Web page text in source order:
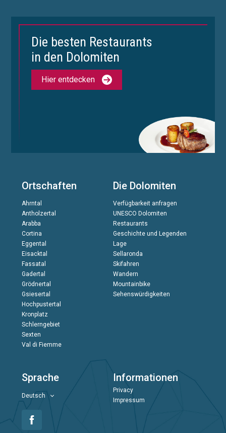
Die besten Restaurants
in den Dolomiten
Hier entdecken
Ortschaften
Ahrntal
Antholzertal
Arabba
Cortina
Eggental
Eisacktal
Fassatal
Gadertal
Grödnertal
Gsiesertal
Hochpustertal
Kronplatz
Schlerngebiet
Sexten
Val di Fiemme
Die Dolomiten
Verfügbarkeit anfragen
UNESCO Dolomiten
Restaurants
Geschichte und Legenden
Lage
Sellaronda
Skifahren
Wandern
Mountainbike
Sehenswürdigkeiten
Sprache
Deutsch
Informationen
Privacy
Impressum